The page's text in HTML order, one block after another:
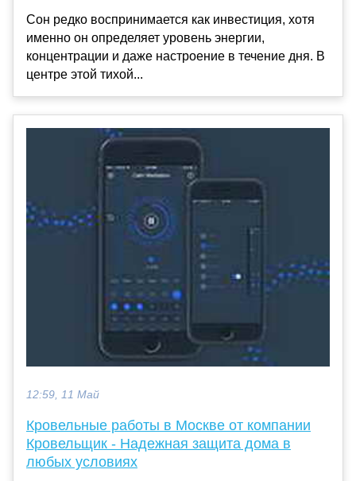
Сон редко воспринимается как инвестиция, хотя
именно он определяет уровень энергии,
концентрации и даже настроение в течение дня. В
центре этой тихой...
12:59, 11 Май
Кровельные работы в Москве от компании
Кровельщик - Надежная защита дома в
любых условиях